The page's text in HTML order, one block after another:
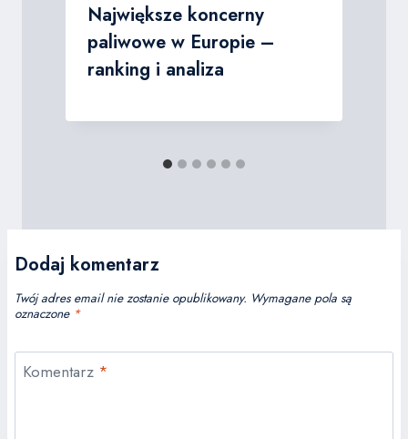
Największe koncerny
paliwowe w Europie –
ranking i analiza
Dodaj komentarz
Twój adres email nie zostanie opublikowany. Wymagane pola są
oznaczone *
Komentarz *